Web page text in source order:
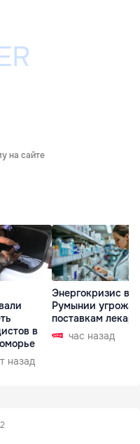
на сайте
в
назад
Энергокризис в
Румынии
поставкам
час назад